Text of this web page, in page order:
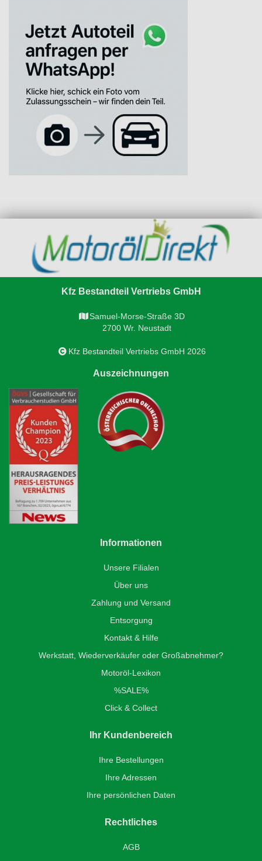
Kfz Bestandteil Vertriebs GmbH
Samuel-Morse-Straße 3D
2700 Wr. Neustadt
Kfz Bestandteil Vertriebs GmbH 2026
Auszeichnungen
Informationen
Unsere Filialen
Über uns
Zahlung und Versand
Entsorgung
Kontakt & Hilfe
Werkstatt, Wiederverkäufer oder Großabnehmer?
Motoröl-Lexikon
%SALE%
Click & Collect
Ihr Kundenbereich
Ihre Bestellungen
Ihre Adressen
Ihre persönlichen Daten
Rechtliches
AGB